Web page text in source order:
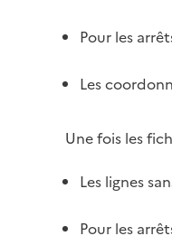
Pour les
Les
Une fois les
Les lignes
Pour les